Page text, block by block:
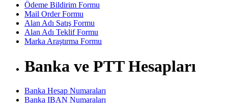
Ödeme Bildirim Formu
Mail Order Formu
Alan Adı Satış Formu
Alan Adı Teklif Formu
Marka Araştırma Formu
Banka ve PTT Hesapları
Banka Hesap Numaraları
Banka IBAN Numaraları